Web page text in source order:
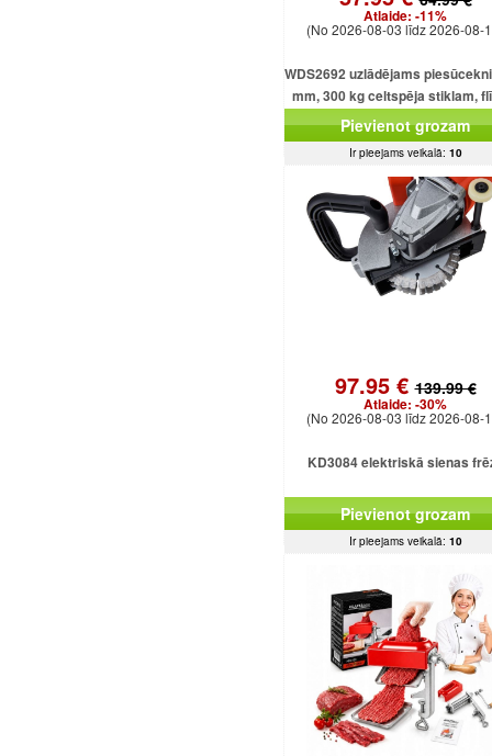
Atlaide: -11%
(No 2026-08-03 līdz 2026-08-
WDS2692 uzlādējams
mm, 300 kg celtspēja stiklam,
un loksnēm
Pievienot grozam
Ir pieejams veikalā: 10
97.95 €139.99 €
Atlaide: -30%
(No 2026-08-03 līdz 2026-08-
KD3084 elektriskā sienas
Pievienot grozam
Ir pieejams veikalā: 10